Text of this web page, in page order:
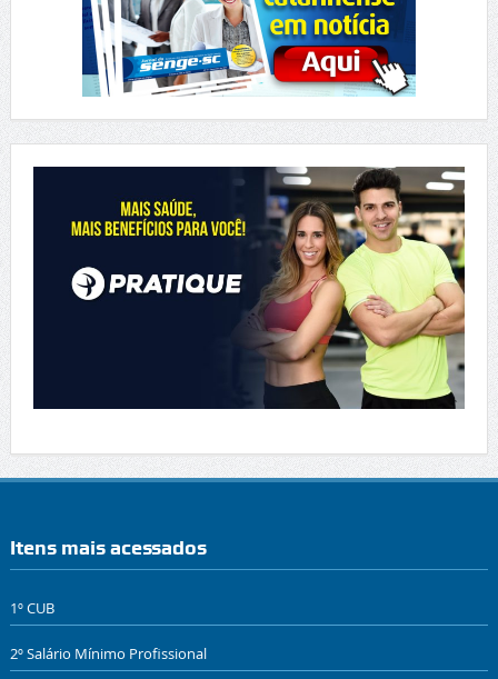
Itens mais acessados
1º CUB
2º Salário Mínimo Profissional